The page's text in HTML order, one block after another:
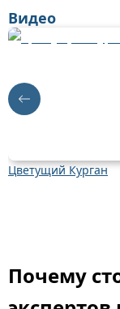
Видео
Цветущий Курган
Почему